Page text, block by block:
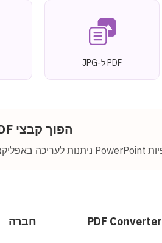
PDF ל-JPG
הפוך קבצי PDF למצגות PowerPoint
PDF Converter חברה